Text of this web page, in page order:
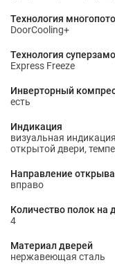
Технология
DoorCooling+
Технология
Express Freeze
Инверторный
есть
Индикация
визуальная
открытой двери,
Направление
вправо
Количество полок на
4
Материал дверей
нержавеющая сталь